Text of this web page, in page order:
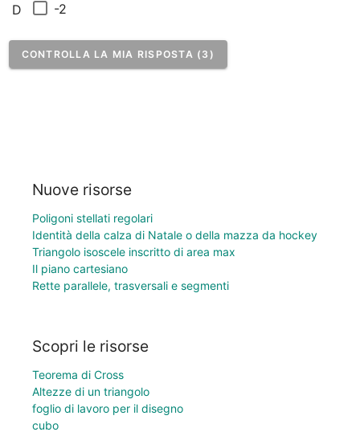
D
-2
CONTROLLA LA MIA RISPOSTA (3)
Nuove risorse
Poligoni stellati regolari
Identità della calza di Natale o della mazza da hockey
Triangolo isoscele inscritto di area max
Il piano cartesiano
Rette parallele, trasversali e segmenti
Scopri le risorse
Teorema di Cross
Altezze di un triangolo
foglio di lavoro per il disegno
cubo